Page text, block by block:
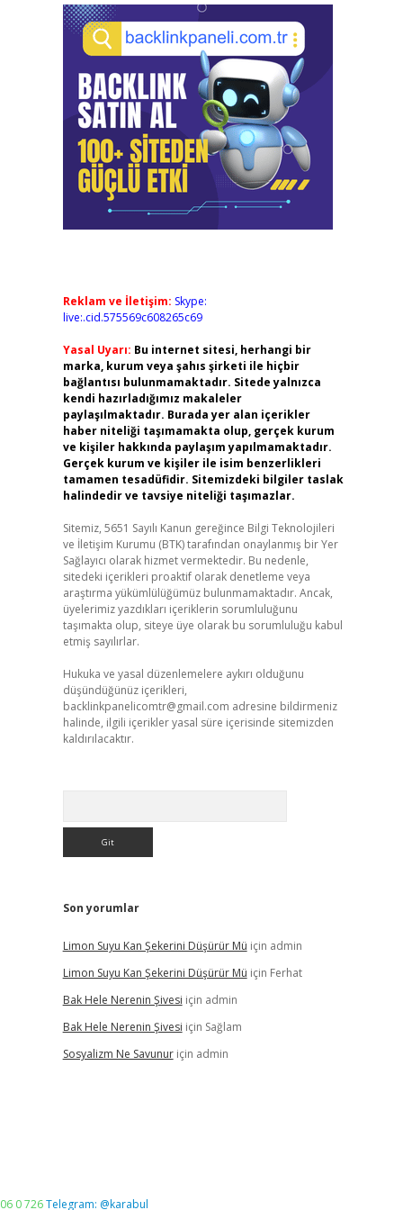
Reklam ve İletişim: Skype:
live:.cid.575569c608265c69
Yasal Uyarı: Bu internet sitesi, herhangi bir
marka, kurum veya şahıs şirketi ile hiçbir
bağlantısı bulunmamaktadır. Sitede yalnızca
kendi hazırladığımız makaleler
paylaşılmaktadır. Burada yer alan içerikler
haber niteliği taşımamakta olup, gerçek kurum
ve kişiler hakkında paylaşım yapılmamaktadır.
Gerçek kurum ve kişiler ile isim benzerlikleri
tamamen tesadüfidir. Sitemizdeki bilgiler taslak
halindedir ve tavsiye niteliği taşımazlar.
Sitemiz, 5651 Sayılı Kanun gereğince Bilgi Teknolojileri
ve İletişim Kurumu (BTK) tarafından onaylanmış bir Yer
Sağlayıcı olarak hizmet vermektedir. Bu nedenle,
sitedeki içerikleri proaktif olarak denetleme veya
araştırma yükümlülüğümüz bulunmamaktadır. Ancak,
üyelerimiz yazdıkları içeriklerin sorumluluğunu
taşımakta olup, siteye üye olarak bu sorumluluğu kabul
etmiş sayılırlar.
Hukuka ve yasal düzenlemelere aykırı olduğunu
düşündüğünüz içerikleri,
backlinkpanelicomtr@gmail.com adresine bildirmeniz
halinde, ilgili içerikler yasal süre içerisinde sitemizden
kaldırılacaktır.
Son yorumlar
Limon Suyu Kan Şekerini Düşürür Mü için admin
Limon Suyu Kan Şekerini Düşürür Mü için Ferhat
Bak Hele Nerenin Şivesi için admin
Bak Hele Nerenin Şivesi için Sağlam
Sosyalizm Ne Savunuriçin admin
0 726Telegram: @karabul